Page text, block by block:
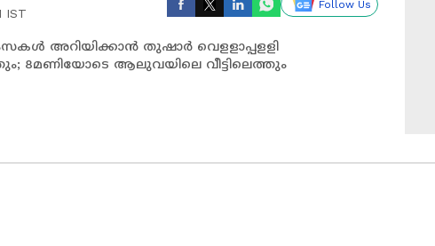
IST
Follow Us
അറിയിക്കാൻ തുഷാർ വെളളാപ്പളളി
8മണിയോടെ ആലുവയിലെ വീട്ടിലെത്തും